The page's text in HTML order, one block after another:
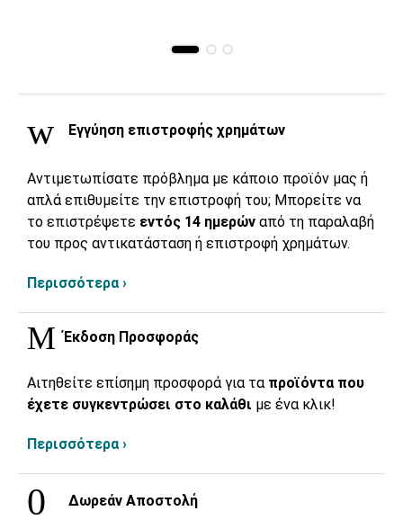
Εγγύηση επιστροφής χρημάτων
Αντιμετωπίσατε πρόβλημα με κάποιο προϊόν μας ή
απλά επιθυμείτε την επιστροφή του; Μπορείτε να
το επιστρέψετε εντός 14 ημερών από τη παραλαβή
του προς αντικατάσταση ή επιστροφή χρημάτων.
Περισσότερα ›
Έκδοση Προσφοράς
Αιτηθείτε επίσημη προσφορά για τα προϊόντα που
έχετε συγκεντρώσει στο καλάθι με ένα κλικ!
Περισσότερα ›
Δωρεάν Αποστολή